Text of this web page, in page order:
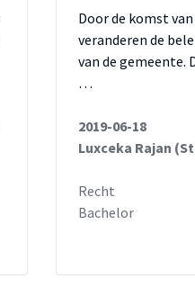
Door de komst
veranderen de
van de gemeente.
…
2019-06-18
Luxceka Rajan
Recht
Bachelor